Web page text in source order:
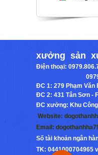
Bộ bàn đá
xưởng sản
Điện thoại:
ĐC 1: 279 Phạm Văn
ĐC 2: 431 Tân Sơn -
ĐC xưởng: Khu
Website:
Email:
Số tài khoản ngân
TK: 0441000704965